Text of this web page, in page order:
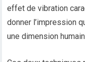
effet de vibration
donner l’impression
une dimension